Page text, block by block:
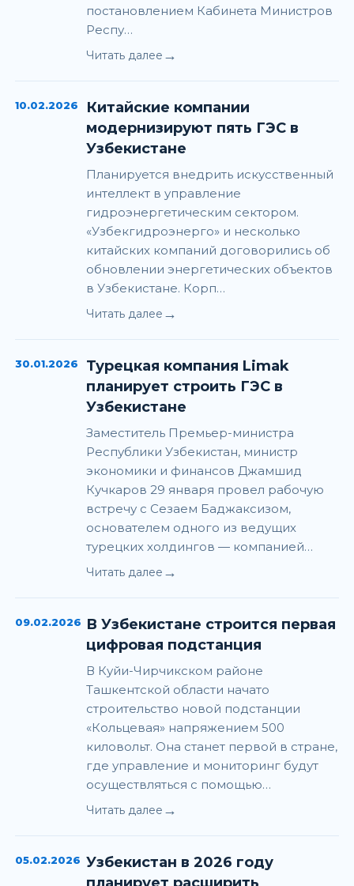
постановлением Кабинета Министров
Респу…
Читать далее →
10.02.2026
Китайские компании
модернизируют пять ГЭС в
Узбекистане
Планируется внедрить искусственный
интеллект в управление
гидроэнергетическим сектором.
«Узбекгидроэнерго» и несколько
китайских компаний договорились об
обновлении энергетических объектов
в Узбекистане. Корп…
Читать далее →
30.01.2026
Турецкая компания Limak
планирует строить ГЭС в
Узбекистане
Заместитель Премьер-министра
Республики Узбекистан, министр
экономики и финансов Джамшид
Кучкаров 29 января провел рабочую
встречу с Сезаем Баджаксизом,
основателем одного из ведущих
турецких холдингов — компанией…
Читать далее →
09.02.2026 В Узбекистане строится первая
цифровая подстанция
В Куйи-Чирчикском районе
Ташкентской области начато
строительство новой подстанции
«Кольцевая» напряжением 500
киловольт. Она станет первой в стране,
где управление и мониторинг будут
осуществляться с помощью…
Читать далее →
05.02.2026 Узбекистан в 2026 году